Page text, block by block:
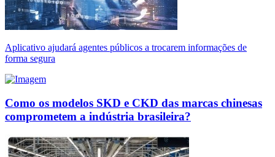
Aplicativo ajudará agentes públicos a trocarem informações de
forma segura
Como os modelos SKD e CKD das marcas chinesas
comprometem a indústria brasileira?